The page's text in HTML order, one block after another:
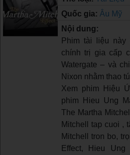
Quốc gia: Âu Mỹ
Nội dung:
Phim tài liệu
chính trị gia cấp
Watergate – và
Nixon nhằm thao
Xem phim Hiệu
phim Hieu Ung
The Martha
Mitchell tap cuoi ,
Mitchell tron bo,
Effect, Hieu Ung